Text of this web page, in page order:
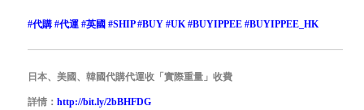
#代購 #代運 #英國 #SHIP #BUY #UK #BUYIPPEE #BUYIPPEE_HK
日本、美國、韓國代購代運收「實際重量」收費
詳情： http://bit.ly/2bBHFDG